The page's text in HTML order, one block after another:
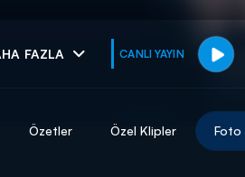
FAZLA CANLI YAYIN
muhteşem ikili
Özetler Özel Klipler Foto